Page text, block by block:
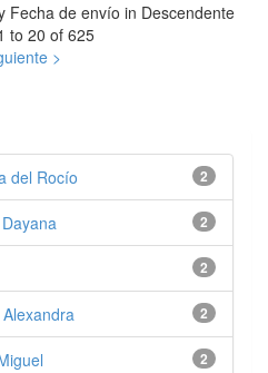
Fecha de envío in Descendente
to 20 of 625
>
2
del Rocío
2
2
2
2